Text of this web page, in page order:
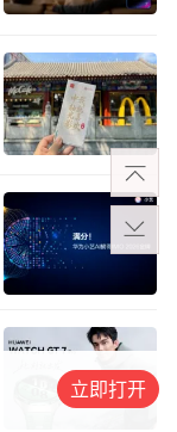
立即打开